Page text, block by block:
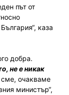
път от
каза
добра.
не е никак
сме, очакваме
министър“,